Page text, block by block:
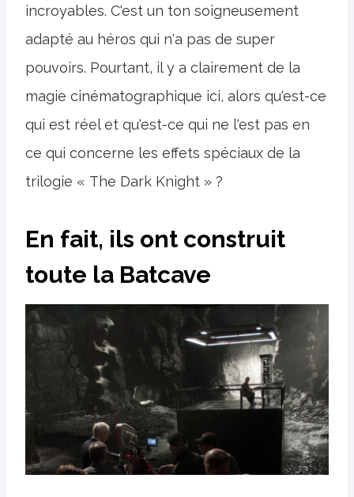
incroyables. C'est un ton soigneusement
adapté au héros qui n'a pas de super
pouvoirs. Pourtant, il y a clairement de la
magie cinématographique ici, alors qu'est-ce
qui est réel et qu'est-ce qui ne l'est pas en
ce qui concerne les effets spéciaux de la
trilogie « The Dark Knight » ?
En fait, ils ont construit
toute la Batcave